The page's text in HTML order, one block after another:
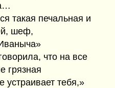
такая печальная и
шеф,
что на все
грязная
устраивает тебя,»